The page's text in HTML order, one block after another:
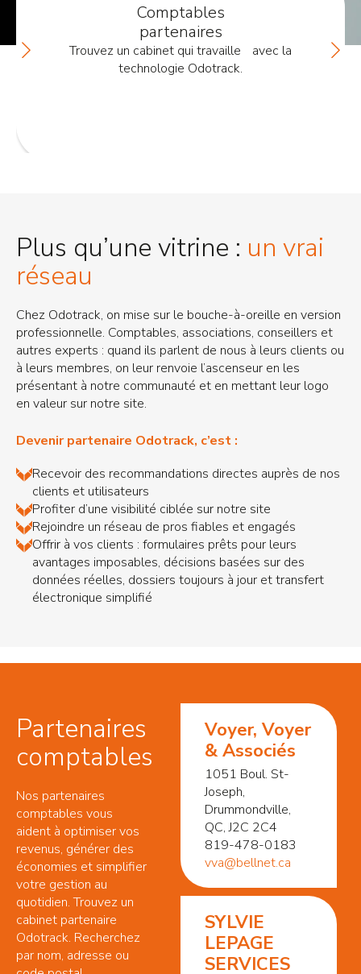
Comptables
partenaires
Trouvez un cabinet qui travaille avec la
technologie Odotrack.
Plus qu’une vitrine : un vrai
réseau
Chez Odotrack, on mise sur le bouche-à-oreille en version
professionnelle. Comptables, associations, conseillers et
autres experts : quand ils parlent de nous à leurs clients ou
à leurs membres, on leur renvoie l’ascenseur en les
présentant à notre communauté et en mettant leur logo
en valeur sur notre site.
Devenir partenaire Odotrack, c’est :
Recevoir des recommandations directes auprès de nos
clients et utilisateurs
Profiter d’une visibilité ciblée sur notre site
Rejoindre un réseau de pros fiables et engagés
Offrir à vos clients : formulaires prêts pour leurs
avantages imposables, décisions basées sur des
données réelles, dossiers toujours à jour et transfert
électronique simplifié
Partenaires
comptables
Nos partenaires
comptables vous
aident à optimiser vos
revenus, générer des
économies et simplifier
votre gestion au
quotidien. Trouvez un
cabinet partenaire
Odotrack. Recherchez
par nom, adresse ou
Voyer, Voyer
& Associés
1051 Boul. St-
Joseph,
Drummondville,
QC, J2C 2C4
819-478-0183
vva@bellnet.ca
SYLVIE
LEPAGE
SERVICES